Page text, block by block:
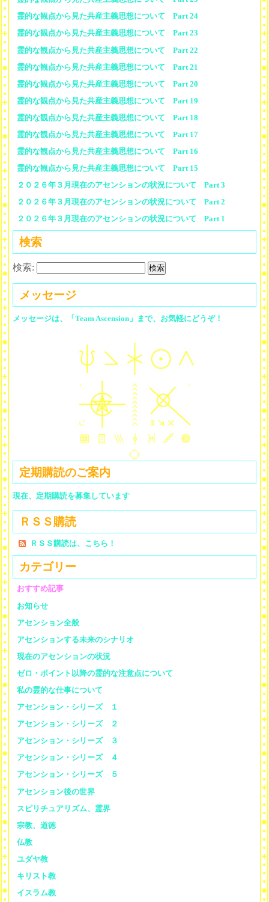
霊的な観点から見た共産主義思想について Part 24
霊的な観点から見た共産主義思想について Part 23
霊的な観点から見た共産主義思想について Part 22
霊的な観点から見た共産主義思想について Part 21
霊的な観点から見た共産主義思想について Part 20
霊的な観点から見た共産主義思想について Part 19
霊的な観点から見た共産主義思想について Part 18
霊的な観点から見た共産主義思想について Part 17
霊的な観点から見た共産主義思想について Part 16
霊的な観点から見た共産主義思想について Part 15
２０２６年３月現在のアセンションの状況について Part 3
２０２６年３月現在のアセンションの状況について Part 2
２０２６年３月現在のアセンションの状況について Part 1
検索
検索:
メッセージ
メッセージは、「Team Ascension」まで、お気軽にどうぞ！
定期購読のご案内
現在、定期購読を募集しています
ＲＳＳ購読
ＲＳＳ購読は、こちら！
カテゴリー
おすすめ記事
お知らせ
アセンション全般
アセンションする未来のシナリオ
現在のアセンションの状況
ゼロ・ポイント以降の霊的な注意点について
私の霊的な仕事について
アセンション・シリーズ １
アセンション・シリーズ ２
アセンション・シリーズ ３
アセンション・シリーズ ４
アセンション・シリーズ ５
アセンション後の世界
スピリチュアリズム、霊界
宗教、道徳
仏教
ユダヤ教
キリスト教
イスラム教